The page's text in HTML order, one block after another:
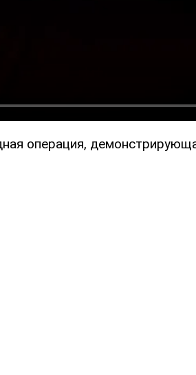
операция,